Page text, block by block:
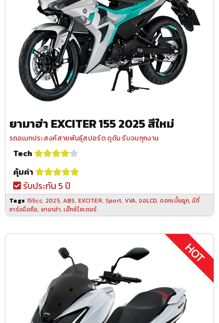
ยามาฮ่า EXCITER 155 2025 สีใหม่
รถอเนกประสงค์สายพันธุ์สปอร์ต ดุดัน รับจบทุกงาน
Tech
คุ้มค่า
รับประกัน 5 ปี
Tags 155cc, 2025,ABS, EXCITER, Sport, VVA,จอLCD,ดอกเบี้ยถูก,มีที่
ชาร์จมือถือ,ยามาฮ่า,เอ็กซ์ไซเตอร์